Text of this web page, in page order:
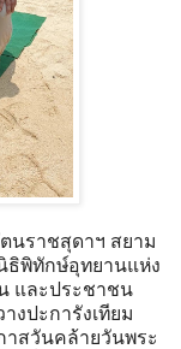
นราชสุดาฯ สยาม
ธิพิทักษ์อุทยานแห่ง
และประชาชน
งปะการังเทียม
าสวันคล้ายวันพระ